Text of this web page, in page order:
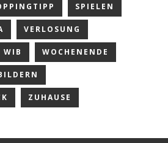
SPIELEN
VERLOSUNG
WIB WOCHENENDE
ZUHAUSE